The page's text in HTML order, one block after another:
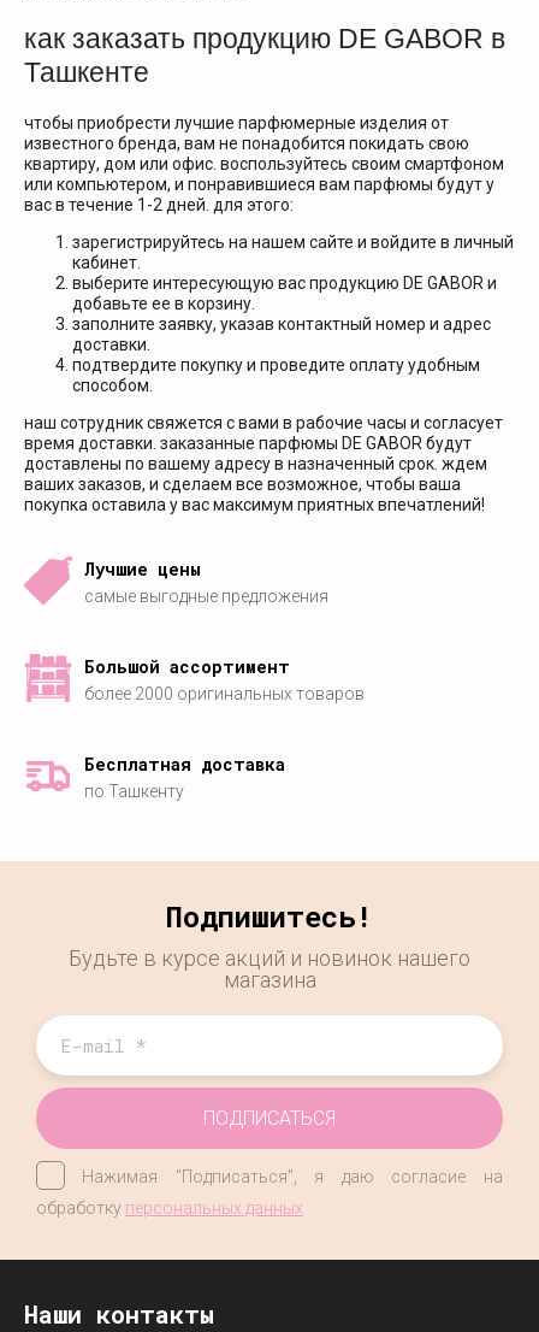
как заказать продукцию DE GABOR в
Ташкенте
чтобы приобрести лучшие парфюмерные изделия от
известного бренда, вам не понадобится покидать свою
квартиру, дом или офис. воспользуйтесь своим смартфоном
или компьютером, и понравившиеся вам парфюмы будут у
вас в течение 1-2 дней. для этого:
зарегистрируйтесь на нашем сайте и войдите в личный
кабинет.
выберите интересующую вас продукцию DE GABOR и
добавьте ее в корзину.
заполните заявку, указав контактный номер и адрес
доставки.
подтвердите покупку и проведите оплату удобным
способом.
наш сотрудник свяжется с вами в рабочие часы и согласует
время доставки. заказанные парфюмы DE GABOR будут
доставлены по вашему адресу в назначенный срок. ждем
ваших заказов, и сделаем все возможное, чтобы ваша
покупка оставила у вас максимум приятных впечатлений!
Лучшие цены
самые выгодные предложения
Большой ассортимент
более 2000 оригинальных товаров
Бесплатная доставка
по Ташкенту
Подпишитесь!
Будьте в курсе акций и новинок нашего
магазина
Нажимая "Подписаться", я даю согласие на
обработку персональных данных
ПОДПИСАТЬСЯ
Наши контакты